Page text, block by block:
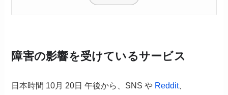
障害の影響を受けているサービス
日本時間 10月 20日 午後から、SNS や Reddit、